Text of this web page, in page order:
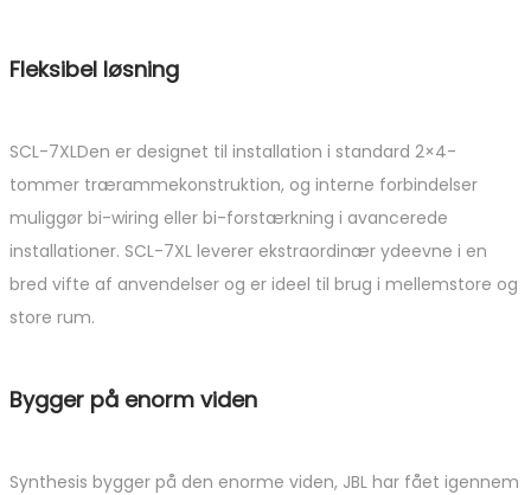
Fleksibel løsning
SCL-7XLDen er designet til installation i standard 2×4-
tommer trærammekonstruktion, og interne forbindelser
muliggør bi-wiring eller bi-forstærkning i avancerede
installationer. SCL-7XL leverer ekstraordinær ydeevne i en
bred vifte af anvendelser og er ideel til brug i mellemstore og
store rum.
Bygger på enorm viden
Synthesis bygger på den enorme viden, JBL har fået igennem